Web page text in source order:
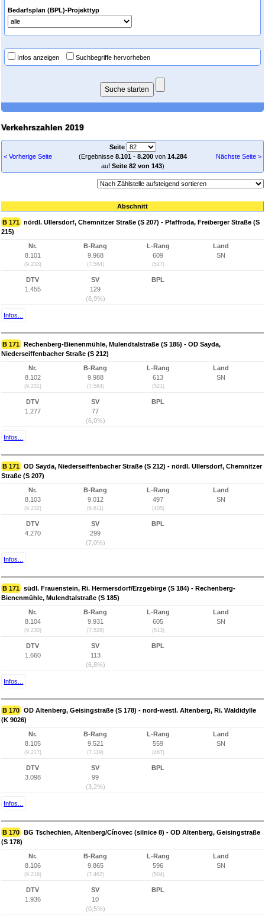
Bedarfsplan (BPL)-Projekttyp
Infos anzeigen Suchbegriffe hervorheben
Verkehrszahlen 2019
< Vorherige Seite
Seite
(Ergebnisse 8.101- 8.200von 14.284
auf Seite 82 von 143)
Nächste Seite >
Abschnitt
B 171 nördl. Ullersdorf, Chemnitzer Straße (S 207) - Pfaffroda, Freiberger Straße (S
215)
Nr.
8.101
(9.233)
B-Rang
9.968
(7.564)
L-Rang
609
(517)
Land
SN
DTV
1.455
SV
129
(8,9%)
BPL
Infos...
B 171 Rechenberg-Bienenmühle, Mulendtalstraße (S 185) - OD Sayda,
Niederseiffenbacher Straße (S 212)
Nr.
8.102
(9.231)
B-Rang
9.988
(7.584)
L-Rang
613
(521)
Land
SN
DTV
1.277
SV
77
(6,0%)
BPL
Infos...
B 171 OD Sayda, Niederseiffenbacher Straße (S 212) - nördl. Ullersdorf, Chemnitzer
Straße (S 207)
Nr.
8.103
(9.232)
B-Rang
9.012
(6.611)
L-Rang
497
(405)
Land
SN
DTV
4.270
SV
299
(7,0%)
BPL
Infos...
B 171 südl. Frauenstein, Ri. Hermersdorf/Erzgebirge (S 184) - Rechenberg-
Bienenmühle, Mulendtalstraße (S 185)
Nr.
8.104
(9.230)
B-Rang
9.931
(7.528)
L-Rang
605
(513)
Land
SN
DTV
1.660
SV
113
(6,8%)
BPL
Infos...
B 170 OD Altenberg, Geisingstraße (S 178) - nord-westl. Altenberg, Ri. Waldidylle
(K 9026)
Nr.
8.105
(9.217)
B-Rang
9.521
(7.119)
L-Rang
559
(467)
Land
SN
DTV
3.098
SV
99
(3,2%)
BPL
Infos...
B 170 BG Tschechien, Altenberg/Cínovec (silnice 8) - OD Altenberg, Geisingstraße
(S 178)
Nr.
8.106
(9.216)
B-Rang
9.865
(7.462)
L-Rang
596
(504)
Land
SN
DTV
1.936
SV
10
(0,5%)
BPL